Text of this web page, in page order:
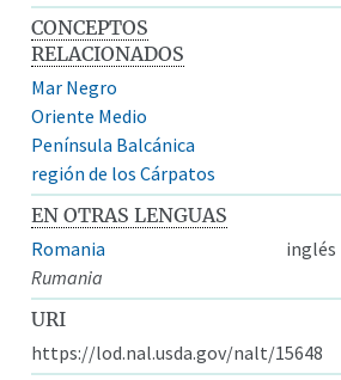
CONCEPTOS
RELACIONADOS
Mar Negro
Oriente Medio
Península Balcánica
región de los Cárpatos
EN OTRAS LENGUAS
Romania
inglés
Rumania
URI
https://lod.nal.usda.gov/nalt/15648